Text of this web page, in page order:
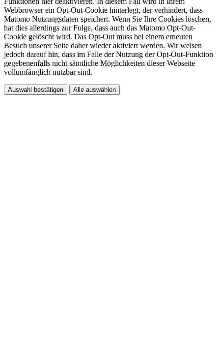
Webbrowser ein Opt-Out-Cookie hinterlegt, der verhindert, dass
Matomo Nutzungsdaten speichert. Wenn Sie Ihre Cookies löschen,
hat dies allerdings zur Folge, dass auch das Matomo Opt-Out-
Cookie gelöscht wird. Das Opt-Out muss bei einem erneuten
Besuch unserer Seite daher wieder aktiviert werden. Wir weisen
jedoch darauf hin, dass im Falle der Nutzung der Opt-Out-Funktion
gegebenenfalls nicht sämtliche Möglichkeiten dieser Webseite
vollumfänglich nutzbar sind.
Auswahl bestätigen Alle auswählen